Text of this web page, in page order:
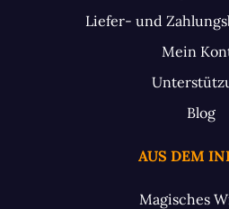
Liefer- und
Mein
Blog
AUS DEM
Magisches